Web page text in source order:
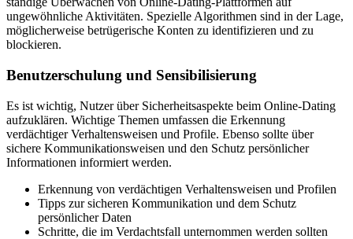
ungewöhnliche Aktivitäten. Spezielle Algorithmen sind in der Lage,
möglicherweise betrügerische Konten zu identifizieren und zu
blockieren.
Benutzerschulung und Sensibilisierung
Es ist wichtig, Nutzer über Sicherheitsaspekte beim Online-Dating
aufzuklären. Wichtige Themen umfassen die Erkennung
verdächtiger Verhaltensweisen und Profile. Ebenso sollte über
sichere Kommunikationsweisen und den Schutz persönlicher
Informationen informiert werden.
Erkennung von verdächtigen Verhaltensweisen und Profilen
Tipps zur sicheren Kommunikation und dem Schutz
persönlicher Daten
Schritte, die im Verdachtsfall unternommen werden sollten